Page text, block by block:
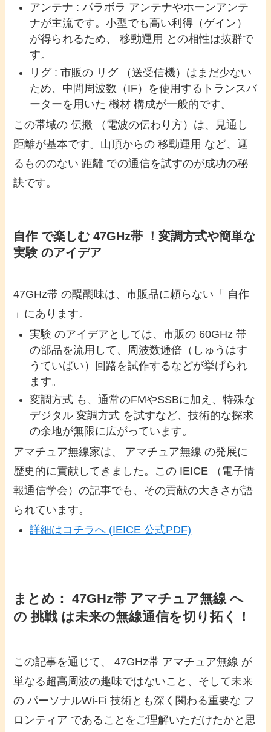
アンテナ : パラボラ アンテナやホーンアンテ
ナが主流です。小型でも高い利得（ゲイン）
が得られるため、 移動運用 との相性は抜群で
す。
リグ : 市販の リグ （送受信機）はまだ少ない
ため、中間周波数（IF）を使用するトランスバ
ーターを用いた 機材 構成が一般的です。
この帯域の 伝搬 （電波の伝わり方）は、見通し
距離が基本です。山頂からの 移動運用 など、遮
るもののない 距離 での通信を試すのが成功の秘
訣です。
自作 で楽しむ 47GHz帯 ！変調方式や簡単な
実験 のアイデア
47GHz帯 の醍醐味は、市販品に頼らない「 自作
」にあります。
実験 のアイデアとしては、市販の 60GHz 帯
の部品を流用して、周波数逓倍（しゅうはす
うていばい）回路を試作するなどが挙げられ
ます。
変調方式 も、通常のFMやSSBに加え、特殊な
デジタル 変調方式 を試すなど、技術的な探求
の余地が無限に広がっています。
アマチュア無線家は、 アマチュア無線 の発展に
歴史的に貢献してきました。この IEICE （電子情
報通信学会）の記事でも、その貢献の大きさが語
られています。
詳細はコチラへ (IEICE 公式PDF)
まとめ： 47GHz帯 アマチュア無線 へ
の 挑戦 は未来の無線通信を切り拓く！
この記事を通じて、 47GHz帯 アマチュア無線 が
単なる超高周波の趣味ではないこと、そして未来
の パーソナルWi-Fi 技術とも深く関わる重要な フ
ロンティア であることをご理解いただけたかと思